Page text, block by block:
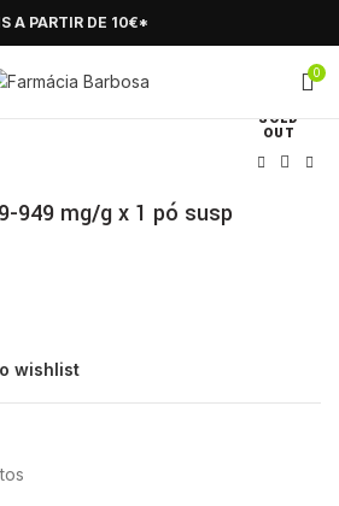
A PARTIR DE 10€*
0
SOLD
OUT
949 mg/g x 1 pó susp
wishlist